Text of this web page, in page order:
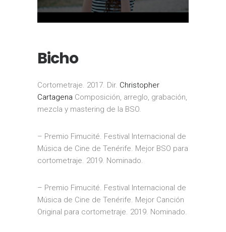
Bicho
Cortometraje. 2017. Dir. Christopher
Cartagena Composición, arreglo, grabación,
mezcla y mastering de la BSO.
– Premio Fimucité. Festival Internacional de
Música de Cine de Tenérife. Mejor BSO para
cortometraje. 2019. Nominado.
– Premio Fimucité. Festival Internacional de
Música de Cine de Tenérife. Mejor Canción
Original para cortometraje. 2019. Nominado.